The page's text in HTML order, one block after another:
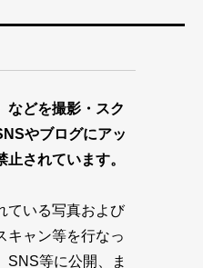
などを撮影・スク
やブログにアッ
されています。
ている写真および
キャン等を行なっ
SNS等に公開、ま